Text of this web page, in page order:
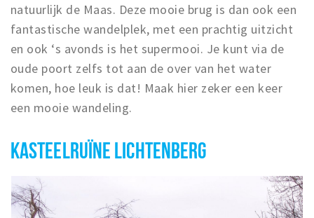
natuurlijk de Maas. Deze mooie brug is dan ook een
fantastische wandelplek, met een prachtig uitzicht
en ook ‘s avonds is het supermooi. Je kunt via de
oude poort zelfs tot aan de over van het water
komen, hoe leuk is dat! Maak hier zeker een keer
een mooie wandeling.
KASTEELRUÏNE LICHTENBERG